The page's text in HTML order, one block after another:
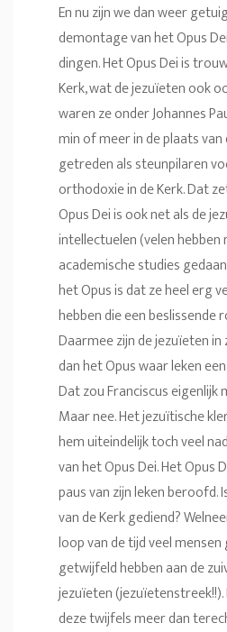
En nu zijn we dan weer
demontage van het Opus
dingen. Het Opus Dei is
Kerk, wat de jezuïeten ook
waren ze onder Johannes
min of meer in de plaats
getreden als steunpilaren
orthodoxie in de Kerk. Dat
Opus Dei is ook net als de
intellectuelen (velen
academische studies
het Opus is dat ze heel erg
hebben die een beslissende
Daarmee zijn de jezuïeten
dan het Opus waar leken
Dat zou Franciscus eigenlijk
Maar nee. Het jezuïtische
hem uiteindelijk toch veel
van het Opus Dei. Het Opus
paus van zijn leken beroofd.
van de Kerk gediend?
loop van de tijd veel
getwijfeld hebben aan de
jezuïeten
deze twijfels meer dan